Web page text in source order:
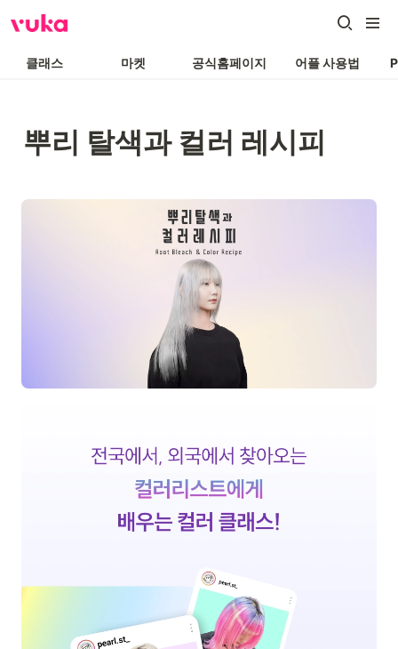
클래스 마켓 공식홈페이지 어플 사용법
뿌리 탈색과 컬러 레시피